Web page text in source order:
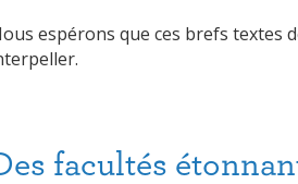
espérons que ces brefs textes
facultés